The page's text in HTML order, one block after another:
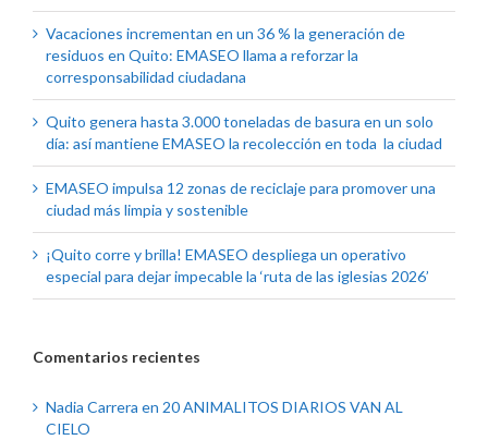
Vacaciones incrementan en un 36 % la generación de
residuos en Quito: EMASEO llama a reforzar la
corresponsabilidad ciudadana
Quito genera hasta 3.000 toneladas de basura en un solo
día: así mantiene EMASEO la recolección en toda la ciudad
EMASEO impulsa 12 zonas de reciclaje para promover una
ciudad más limpia y sostenible
¡Quito corre y brilla! EMASEO despliega un operativo
especial para dejar impecable la ‘ruta de las iglesias 2026’
Comentarios recientes
Nadia Carrera en 20 ANIMALITOS DIARIOS VAN AL
CIELO